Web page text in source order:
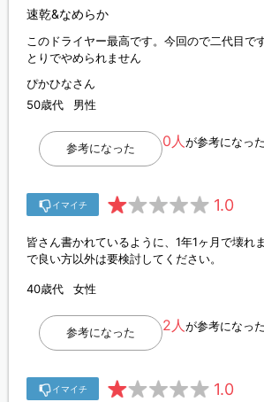
速乾&なめらか
このドライヤー最高です。今回ので二代目で
とりでやめられません
ぴかひなさん
50歳代
男性
0人 が参考になっ
参考になった
イマイチ 1.0
皆さん書かれているように、1年1ヶ月で壊れ
で良い方以外は要検討してください。
40歳代 女性
2人 が参考になっ
参考になった
イマイチ 1.0